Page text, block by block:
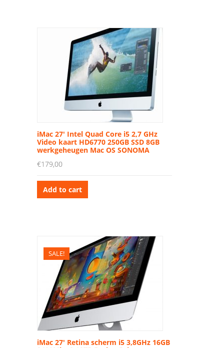
iMac 27′ Intel Quad Core i5 2,7 GHz
Video kaart HD6770 250GB SSD 8GB
werkgeheugen Mac OS SONOMA
€179,00
Add to cart
SALE!
iMac 27′ Retina scherm i5 3,8GHz 16GB